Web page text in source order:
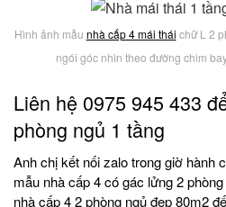
Hình ảnh mẫu nhà cấp 4 mái thái chữ L 2
ngói góc nhìn theo đường chim
Liên hệ 0975 945 433
phòng ngủ 1 tầng
Anh chị kết nối zalo trong giờ hành
mẫu nhà cấp 4 có gác lửng 2
nhà cấp 4 2 phòng ngủđẹp 80m2